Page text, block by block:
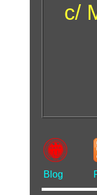
c/
Blog